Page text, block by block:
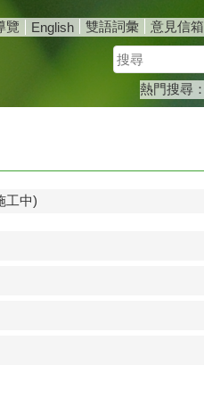
覽 English 雙語詞彙
意見信箱
熱門搜尋：
工中)